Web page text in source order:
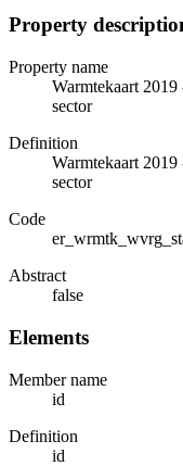
Property
Property name
Warmtekaart 2019
sector
Definition
Warmtekaart 2019
sector
Code
Abstract
false
Elements
Member name
id
Definition
id